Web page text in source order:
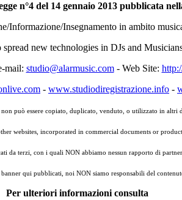
n°4 del 14 gennaio 2013 pubblicata
Informazione/Insegnamento in ambito
spread new technologies in DJs and
mail: studio@alarmusic.com- Web Site:
- www.studiodiregistrazione.info -
può essere copiato, duplicato, venduto, o utilizzato in altri
websites, incorporated in commercial documents or
da terzi, con i quali NON abbiamo nessun rapporto di
qui pubblicati, noi NON siamo responsabili del
Per ulteriori informazioni consulta